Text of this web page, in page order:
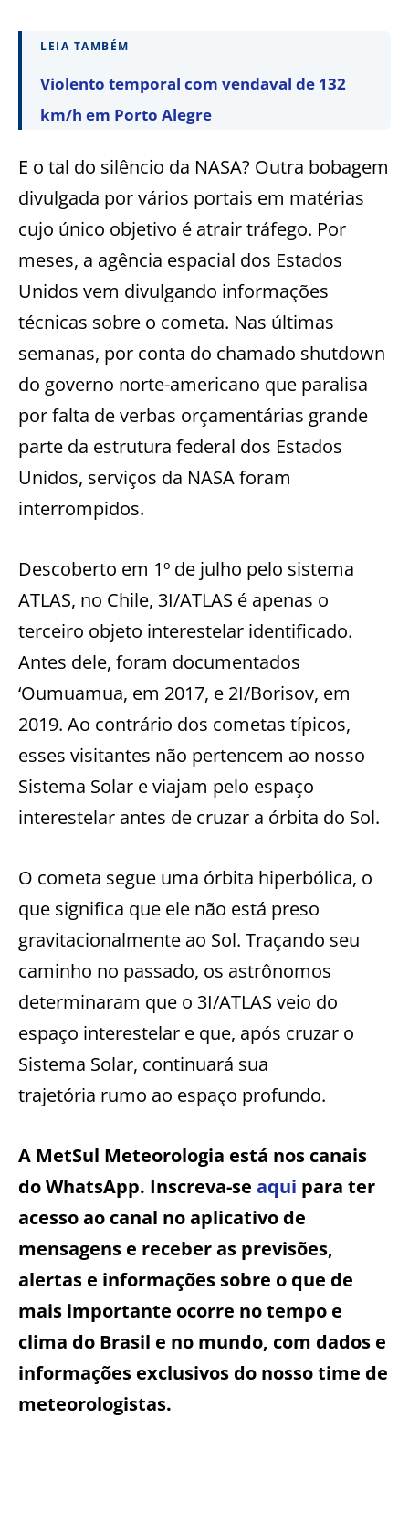
LEIA TAMBÉM
Violento temporal com vendaval de 132
km/h em Porto Alegre
E o tal do silêncio da NASA? Outra bobagem
divulgada por vários portais em matérias
cujo único objetivo é atrair tráfego. Por
meses, a agência espacial dos Estados
Unidos vem divulgando informações
técnicas sobre o cometa. Nas últimas
semanas, por conta do chamado shutdown
do governo norte-americano que paralisa
por falta de verbas orçamentárias grande
parte da estrutura federal dos Estados
Unidos, serviços da NASA foram
interrompidos.
Descoberto em 1º de julho pelo sistema
ATLAS, no Chile, 3I/ATLAS é apenas o
terceiro objeto interestelar identificado.
Antes dele, foram documentados
‘Oumuamua, em 2017, e 2I/Borisov, em
2019. Ao contrário dos cometas típicos,
esses visitantes não pertencem ao nosso
Sistema Solar e viajam pelo espaço
interestelar antes de cruzar a órbita do Sol.
O cometa segue uma órbita hiperbólica, o
que significa que ele não está preso
gravitacionalmente ao Sol. Traçando seu
caminho no passado, os astrônomos
determinaram que o 3I/ATLAS veio do
espaço interestelar e que, após cruzar o
Sistema Solar, continuará sua
trajetória rumo ao espaço profundo.
A MetSul Meteorologia está nos canais
do WhatsApp. Inscreva-se aqui para ter
acesso ao canal no aplicativo de
mensagens e receber as previsões,
alertas e informações sobre o que de
mais importante ocorre no tempo e
clima do Brasil e no mundo, com dados e
informações exclusivos do nosso time de
meteorologistas.